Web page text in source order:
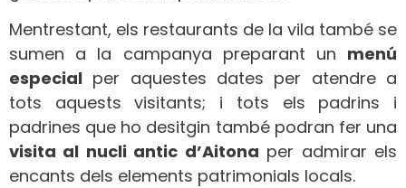
Mentrestant, els restaurants de la vila també se
sumen a la campanya preparant un menú
especial per aquestes dates per atendre a
tots aquests visitants; i tots els padrins i
padrines que ho desitgin també podran fer una
visita al nucli antic d’Aitona per admirar els
encants dels elements patrimonials locals.